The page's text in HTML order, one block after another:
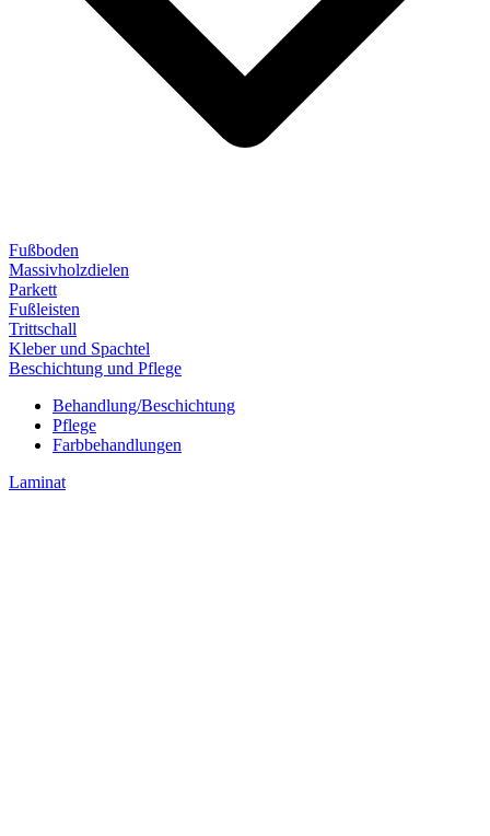
Fußboden
Massivholzdielen
Parkett
Fußleisten
Trittschall
Kleber und Spachtel
Beschichtung und Pflege
Behandlung/Beschichtung
Pflege
Farbbehandlungen
Laminat